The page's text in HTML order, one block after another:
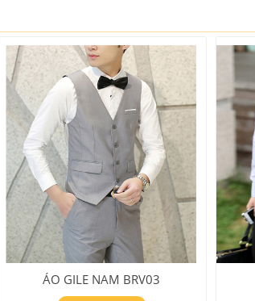
ÁO GILE NAM BRV03